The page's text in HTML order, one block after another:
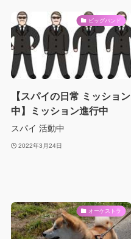
ビッグバンド
【スパイの日常 ミッション
中】ミッション進行中
スパイ 活動中
2022年3月24日
オーケストラ